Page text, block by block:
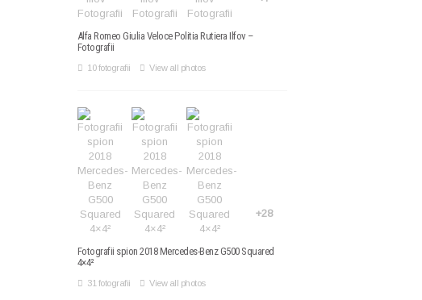
Alfa Romeo Giulia Veloce Politia Rutiera Ilfov –
Fotografii
10 fotografii View all photos
+28
Fotografii spion 2018 Mercedes-Benz G500 Squared
4×4²
31 fotografii View all photos